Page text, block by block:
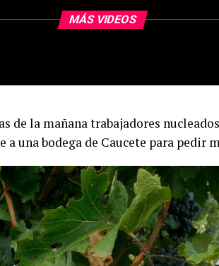
MÁS VIDEOS
de la mañana trabajadores
una bodega de Caucete para pedir